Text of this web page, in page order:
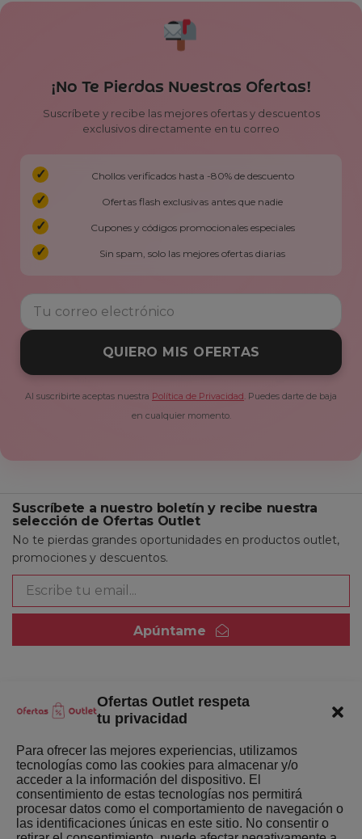
Ofertas Outlet respeta
tu privacidad
Para ofrecer las mejores experiencias, utilizamos
tecnologías como las cookies para almacenar y/o
acceder a la información del dispositivo. El
consentimiento de estas tecnologías nos permitirá
procesar datos como el comportamiento de navegación o
las identificaciones únicas en este sitio. No consentir o
¡No Te Pierdas Nuestras Ofertas!
Suscríbete y recibe las mejores ofertas y descuentos
exclusivos directamente en tu correo
Chollos verificados hasta -80% de descuento
Ofertas flash exclusivas antes que nadie
Cupones y códigos promocionales especiales
Sin spam, solo las mejores ofertas diarias
QUIERO MIS OFERTAS
Al suscribirte aceptas nuestra Política de Privacidad . Puedes darte de baja
en cualquier momento.
Suscríbete a nuestro boletín y recibe nuestra
selección de Ofertas Outlet
No te pierdas grandes oportunidades en productos outlet,
promociones y descuentos.
Apúntame
Quienes somos
Últimas Novedades
Mejores ofertas de la semana